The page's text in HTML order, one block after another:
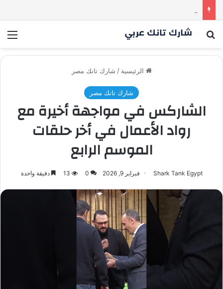
بحث عن
الرئيسية / شارك تانك مصر
شارك تانك مصر
الشاركس في مواجهة أخيرة مع
رواد الأعمال في أخر حلقات
الموسم الرابع
Shark Tank Egypt فبراير 9, 2026 0
13 دقيقة واحدة